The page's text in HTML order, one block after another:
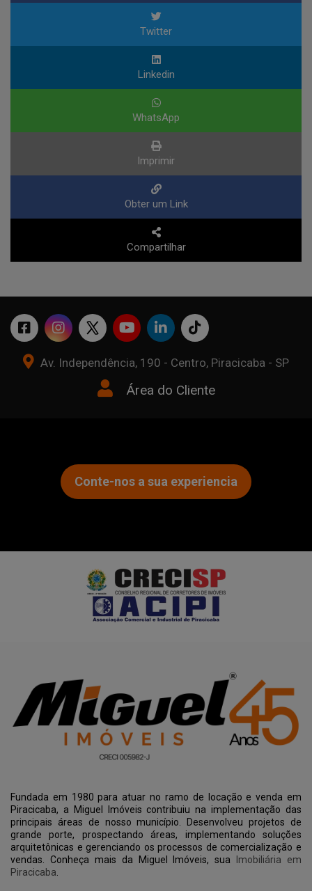
Twitter
Linkedin
WhatsApp
Imprimir
Obter um Link
Compartilhar
Av. Independência, 190 - Centro, Piracicaba - SP
Área do Cliente
Conte-nos a sua experiencia
Fundada em 1980 para atuar no ramo de locação e venda em
Piracicaba, a Miguel Imóveis contribuiu na implementação das
principais áreas de nosso município. Desenvolveu projetos de
grande porte, prospectando áreas, implementando soluções
arquitetônicas e gerenciando os processos de comercialização e
vendas. Conheça mais da Miguel Imóveis, sua Imobiliária em
Piracicaba